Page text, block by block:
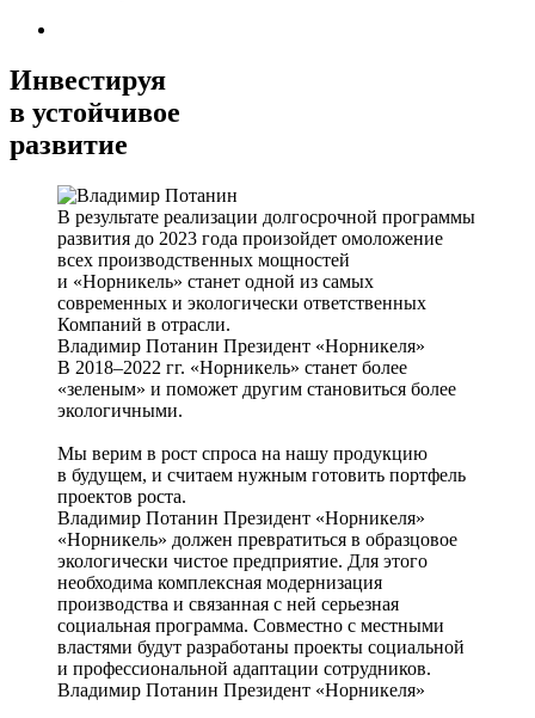
Инвестируя
в устойчивое
развитие
В результате реализации долгосрочной программы
развития до 2023 года произойдет омоложение
всех производственных мощностей
и «Норникель» станет одной из самых
современных и экологически ответственных
Компаний в отрасли.
Владимир Потанин Президент «Норникеля»
В 2018–2022 гг. «Норникель» станет более
«зеленым» и поможет другим становиться более
экологичными.
Мы верим в рост спроса на нашу продукцию
в будущем, и считаем нужным готовить портфель
проектов роста.
Владимир Потанин Президент «Норникеля»
«Норникель» должен превратиться в образцовое
экологически чистое предприятие. Для этого
необходима комплексная модернизация
производства и связанная с ней серьезная
социальная программа. Совместно с местными
властями будут разработаны проекты социальной
и профессиональной адаптации сотрудников.
Владимир Потанин Президент «Норникеля»